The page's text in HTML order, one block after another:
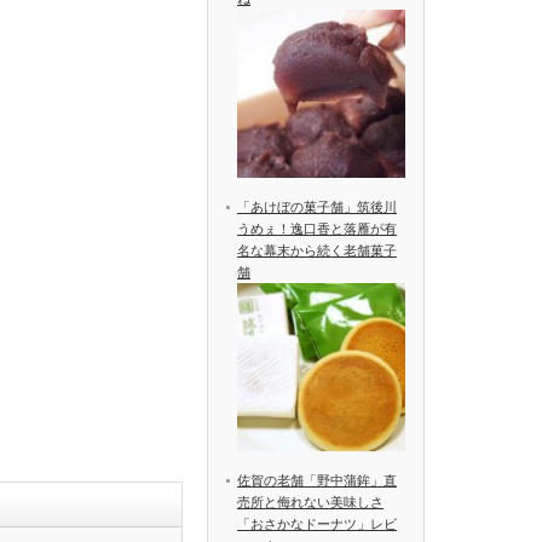
「あけぼの菓子舗」筑後川
うめぇ！逸口香と落雁が有
名な幕末から続く老舗菓子
舗
佐賀の老舗「野中蒲鉾」直
売所と侮れない美味しさ
「おさかなドーナツ」レビ